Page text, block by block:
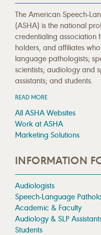
The American Speech-
(ASHA) is the national
credentialing association
holders, and affiliates
language pathologists;
scientists; audiology and
assistants; and students.
READ MORE
All ASHA Websites
Work at ASHA
Marketing Solutions
INFORMATION
Audiologists
Speech-Language
Academic & Faculty
Audiology & SLP
Students